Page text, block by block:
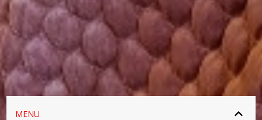
MENU